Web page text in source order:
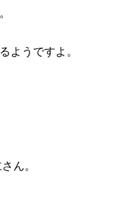
ようですよ。
ん。